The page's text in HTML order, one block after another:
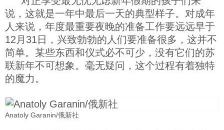
体育
旅游
视听
说，这就是一年中最后一天的典型样子。对成年
人来说，年度最重要夜晚的准备工作要远远早于
12月31日，兴致勃勃的人们要准备很多，这并不
简单。某些东西和仪式必不可少，没有它们的苏
联新年不可想象。毫无疑问，这个过程有着独特
的魔力。
Anatoly Garanin/俄新社